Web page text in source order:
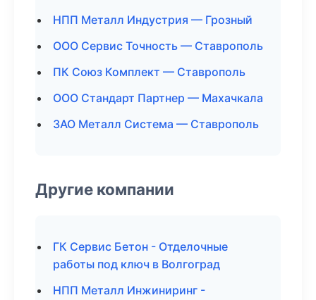
НПП Металл Индустрия — Грозный
ООО Сервис Точность — Ставрополь
ПК Союз Комплект — Ставрополь
ООО Стандарт Партнер — Махачкала
ЗАО Металл Система — Ставрополь
Другие компании
ГК Сервис Бетон - Отделочные
работы под ключ в Волгоград
НПП Металл Инжиниринг -